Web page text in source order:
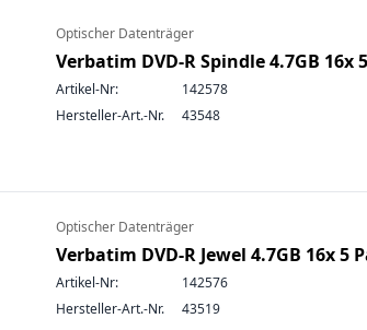
Optischer Datenträger
Verbatim DVD-R Spindle 4.7GB 16x
Artikel-Nr:
142578
Hersteller-Art.-Nr.
43548
Optischer Datenträger
Verbatim DVD-R Jewel 4.7GB 16x 5
Artikel-Nr:
142576
Hersteller-Art.-Nr.
43519